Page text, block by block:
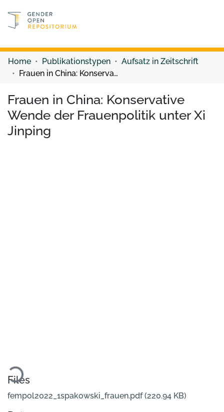
Discover content
Home Publikationstypen
Aufsatz in Zeitschrift
Frauen in China: Konservative Wende der Frauenpolitik unter Xi Jinping
Frauen in China: Konservative
Wende der Frauenpolitik unter Xi
Jinping
Files
fempol2022_1spakowski_frauen.pdf(220.94 KB)